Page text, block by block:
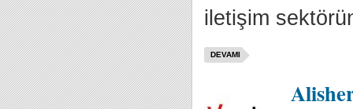
iletişim
DEVAMI